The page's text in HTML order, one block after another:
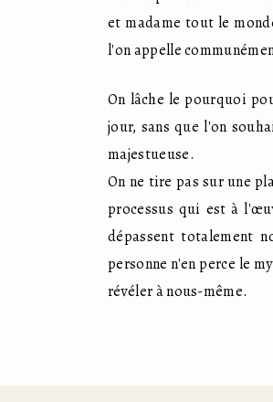
et madame tout le
l'on appelle
On lâche le pourquoi
jour, sans que l'on
majestueuse.
On ne tire pas sur une
processus qui est à
dépassent totalement
personne n'en perce le
révéler à nous-même.